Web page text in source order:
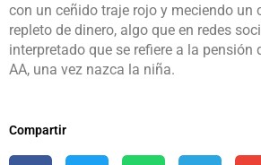
con un ceñido traje rojo y meciendo un
repleto de dinero, algo que en redes
interpretado que se refiere a la pensión
AA, una vez nazca la niña.
Compartir